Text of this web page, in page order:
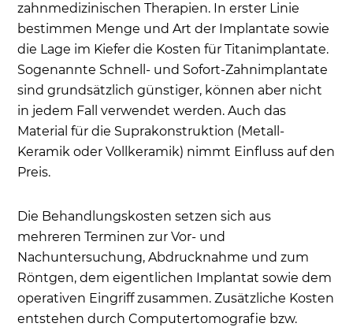
zahnmedizinischen Therapien. In erster Linie
bestimmen Menge und Art der Implantate sowie
die Lage im Kiefer die Kosten für Titanimplantate.
Sogenannte Schnell- und Sofort-Zahnimplantate
sind grundsätzlich günstiger, können aber nicht
in jedem Fall verwendet werden. Auch das
Material für die Suprakonstruktion (Metall-
Keramik oder Vollkeramik) nimmt Einfluss auf den
Preis.
Die Behandlungskosten setzen sich aus
mehreren Terminen zur Vor- und
Nachuntersuchung, Abdrucknahme und zum
Röntgen, dem eigentlichen Implantat sowie dem
operativen Eingriff zusammen. Zusätzliche Kosten
entstehen durch Computertomografie bzw.